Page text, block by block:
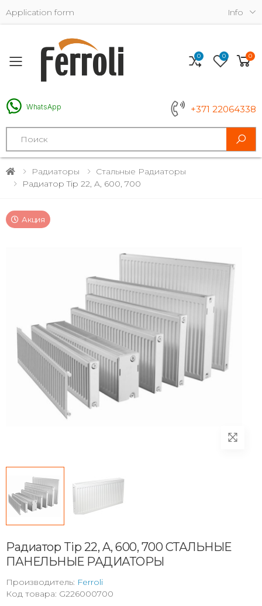
Application form Info
Toggle mobile menu
WhatsApp +371 22064338
Search
0 0 0
Радиаторы
Стальные Радиаторы
Радиатор Tip 22, A, 600, 700
Акция
Радиатор Tip 22, A, 600, 700 СТАЛЬНЫЕ
ПАНЕЛЬНЫЕ РАДИАТОРЫ
Производитель: Ferroli
Код товара: G226000700